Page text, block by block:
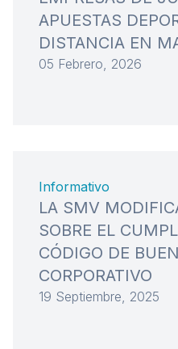
APUESTAS
DISTANCIA EN
05 Febrero, 2026
Informativo
LA SMV
SOBRE EL
CÓDIGO DE
CORPORATIVO
19 Septiembre, 2025